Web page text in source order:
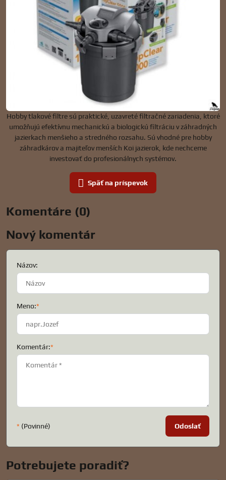
Hobby tlakové filtre sú praktické, uzavreté filtračné zariadenia, ktoré
umožňujú efektívnu mechanickú a biologickú filtráciu v záhradných
jazierkach menšieho a stredného rozsahu. Sú vhodné pre hobby
záhradkárov a majiteľov menších Koi jazierok, kde nechceme
investovať do profesionálnych systémov.
Späť na príspevok
Komentáre (0)
Nový komentár
Názov:
Meno:*
Komentár:*
* (Povinné) Odoslať
Potrebujete poradiť?